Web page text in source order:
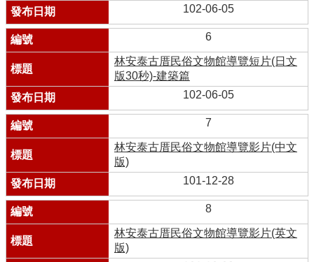
102-06-05
6
林安泰古厝民俗文物館導覽短片(日文
版30秒)-建築篇
102-06-05
7
林安泰古厝民俗文物館導覽影片(中文
版)
101-12-28
8
林安泰古厝民俗文物館導覽影片(英文
版)